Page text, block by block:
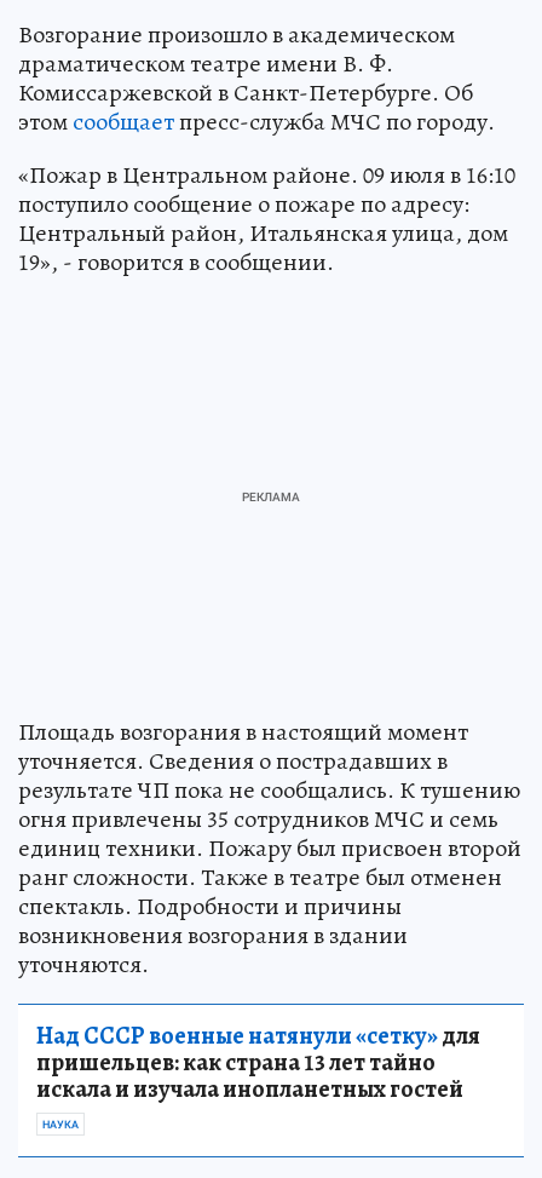
Возгорание произошло в академическом
драматическом театре имени В. Ф.
Комиссаржевской в Санкт-Петербурге. Об
этомсообщаетпресс-служба МЧС по городу.
«Пожар в Центральном районе. 09 июля в 16:10
поступило сообщение о пожаре по адресу:
Центральный район, Итальянская улица, дом
19», - говорится в сообщении.
Площадь возгорания в настоящий момент
уточняется. Сведения о пострадавших в
результате ЧП пока не сообщались. К тушению
огня привлечены 35 сотрудников МЧС и семь
единиц техники. Пожару был присвоен второй
ранг сложности. Также в театре был отменен
спектакль. Подробности и причины
возникновения возгорания в здании
уточняются.
Над СССР военные натянули «сетку»для
пришельцев: как страна 13 лет тайно
искала и изучала инопланетных гостей
НАУКА